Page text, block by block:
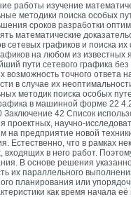
работы изучение
методики поиска особых
сроков разработки
математические
сетевых графиков и поиска
на любом из известных
пути сетевого графика
возможность точного ответа
в случае их
методик поиска особых
в машинной форме 22
Заключение 42 Список
проектных, научно-
на предприятие новой
Естественно, что в рамках
входящих в него работ.
В основе решения
их параллельного
планирования или
как время начала